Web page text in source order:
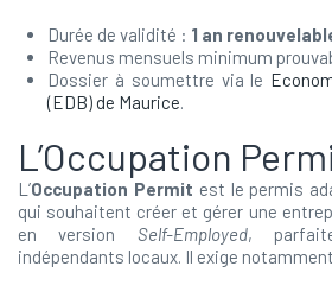
Durée de validité : 1 an
Revenus mensuels minimum
Dossier à soumettre via le
(EDB) de Maurice.
L’Occupation
L’Occupation Permit est le permis
qui souhaitent créer et gérer une
en version Self-Employed,
indépendants locaux. Il exige